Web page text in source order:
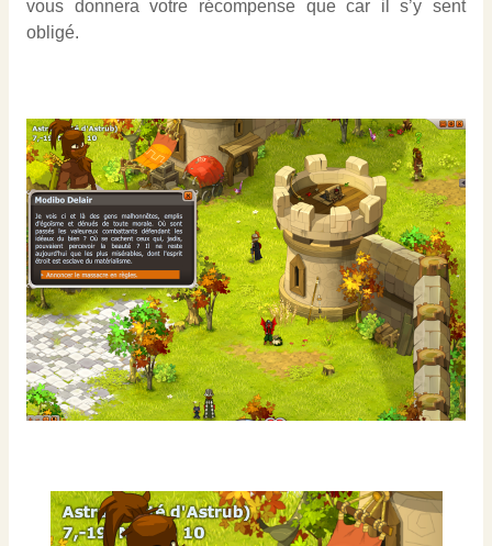
vous donnera votre récompense que car il s’y sent
obligé.